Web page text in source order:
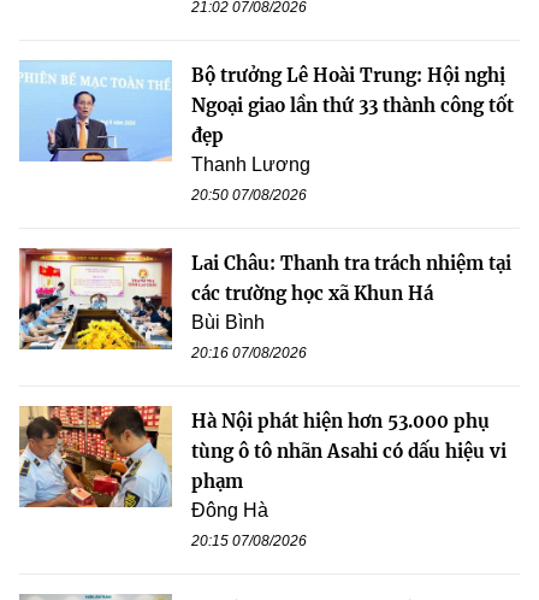
21:02 07/08/2026
Bộ trưởng Lê Hoài Trung: Hội nghị
Ngoại giao lần thứ 33 thành công tốt
đẹp
Thanh Lương
20:50 07/08/2026
Lai Châu: Thanh tra trách nhiệm tại
các trường học xã Khun Há
Bùi Bình
20:16 07/08/2026
Hà Nội phát hiện hơn 53.000 phụ
tùng ô tô nhãn Asahi có dấu hiệu vi
phạm
Đông Hà
20:15 07/08/2026